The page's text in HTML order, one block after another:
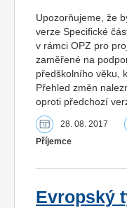
Upozorňujeme, že
verze Specifické
v rámci OPZ pro
zaměřené na
předškolního věku,
Přehled změn
oproti předchozí
28. 08. 2017
Příjemce
Evropský